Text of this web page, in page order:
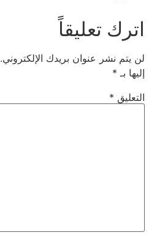
اترك تعليقاً
لن يتم نشر عنوان بريدك الإلكتروني.
إليها بـ *
التعليق *